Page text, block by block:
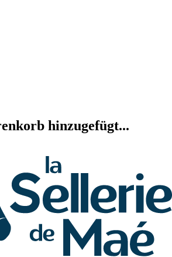
hinzugefügt...